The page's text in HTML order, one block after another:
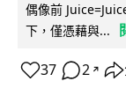
偶像前
下，僅憑藉與...
37 2 ↗